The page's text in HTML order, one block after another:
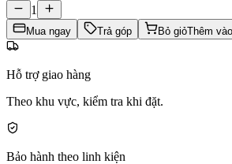
1
Mua ngay Trả góp Bỏ giỏThêm
Hỗ trợ giao hàng
Theo khu vực, kiểm tra khi đặt.
Bảo hành theo linh kiện